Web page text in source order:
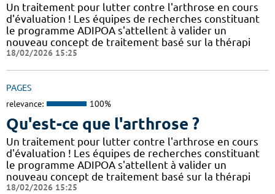
Un traitement pour lutter contre l'arthrose en cours
d'évaluation ! Les équipes de recherches constituant
le programme ADIPOA s'attellent à valider un
nouveau concept de traitement basé sur la thérapi
18/02/2026 15:25
PAGES
relevance: 100%
Qu'est-ce que l'arthrose ?
Un traitement pour lutter contre l'arthrose en cours
d'évaluation ! Les équipes de recherches constituant
le programme ADIPOA s'attellent à valider un
nouveau concept de traitement basé sur la thérapi
18/02/2026 15:25